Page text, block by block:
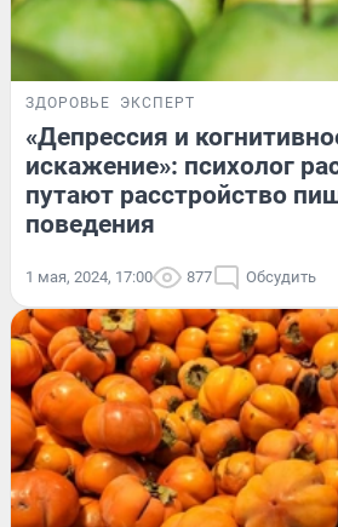
ЗДОРОВЬЕ ЭКСПЕРТ
«Депрессия и
искажение»: психолог
путают расстройство
поведения
1 мая, 2024, 17:00 877 Обсудить